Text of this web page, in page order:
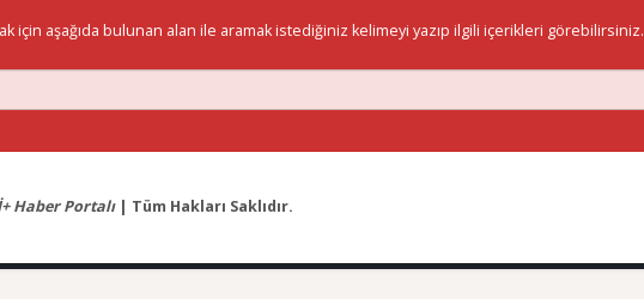
için aşağıda bulunan alan ile aramak istediğiniz kelimeyi yazıp ilgili içerikleri görebilirsiniz.
Haber Portalı| Tüm Hakları Saklıdır.